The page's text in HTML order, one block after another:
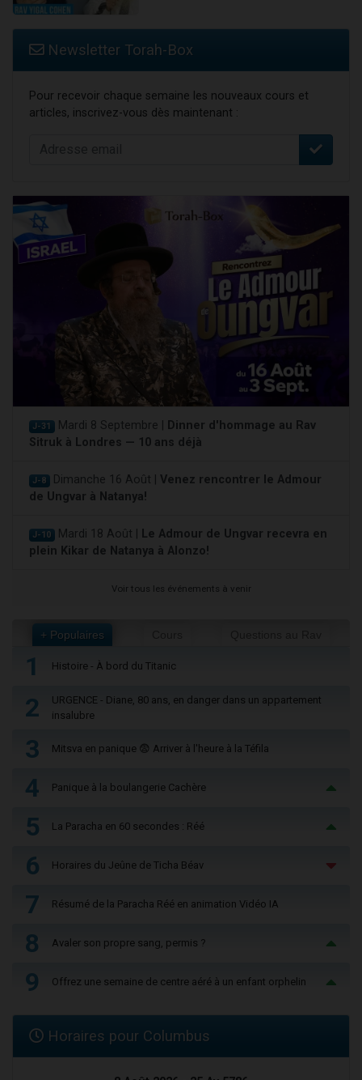
Newsletter Torah-Box
Pour recevoir chaque semaine les nouveaux cours et
articles, inscrivez-vous dès maintenant :
J-31 Mardi 8 Septembre |
Dinner d'hommage au Rav
Sitruk à Londres — 10 ans déjà
J-8 Dimanche 16 Août | Venez rencontrer le Admour
de Ungvar à Natanya!
J-10 Mardi 18 Août |
Le Admour de Ungvar recevra en
plein Kikar de Natanya à Alonzo!
Voir tous les événements à venir
+ Populaires
1 Histoire - À bord du Titanic
2
URGENCE - Diane, 80 ans, en danger dans un appartement
insalubre
3 Mitsva en panique 😨 Arriver à l'heure à la Téfila
4 Panique à la boulangerie Cachère
5 La Paracha en 60 secondes : Réé
6 Horaires du Jeûne de Ticha Béav
7 Résumé de la Paracha Réé en animation Vidéo IA
8 Avaler son propre sang, permis ?
9 Offrez une semaine de centre aéré à un enfant orphelin
Horaires pour Columbus